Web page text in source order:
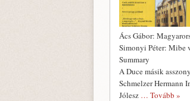
Ács Gábor:
Simonyi Péter: Mibe
Summary
A Duce másik
Schmelzer Hermann
Jólesz … Tovább »